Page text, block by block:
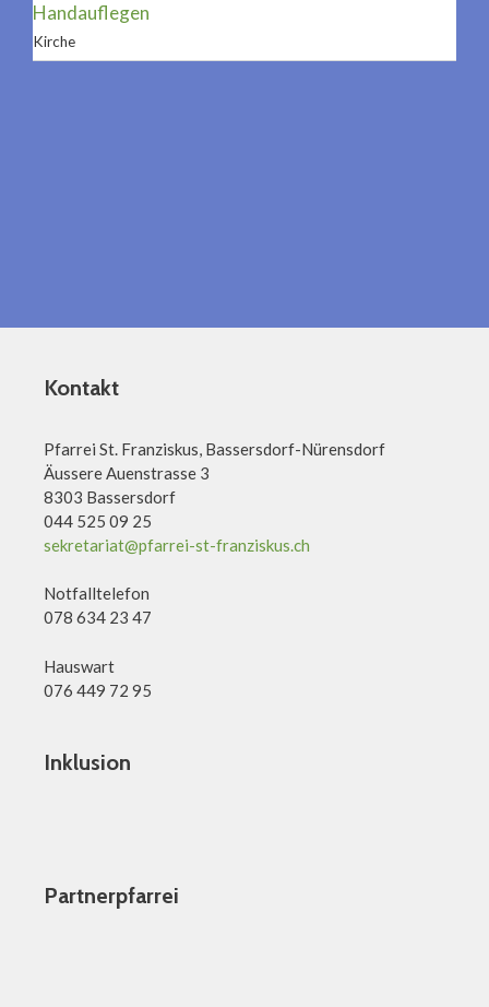
Handauflegen
Kirche
Kontakt
Pfarrei St. Franziskus, Bassersdorf-Nürensdorf
Äussere Auenstrasse 3
8303 Bassersdorf
044 525 09 25
sekretariat@pfarrei-st-franziskus.ch
Notfalltelefon
078 634 23 47
Hauswart
076 449 72 95
Inklusion
Partnerpfarrei